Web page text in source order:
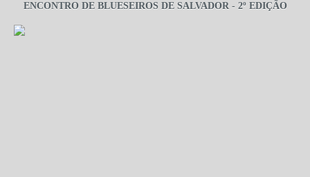
ENCONTRO DE BLUESEIROS DE SALVADOR - 2º EDIÇÃO